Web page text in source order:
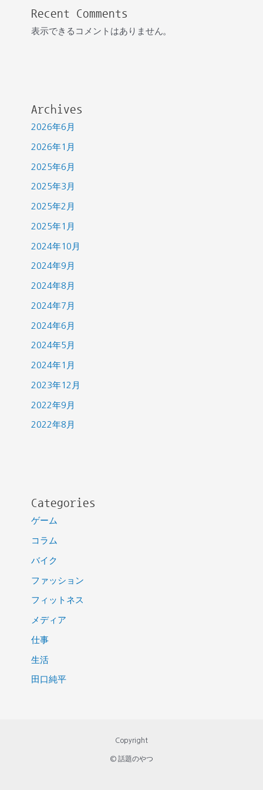
Recent Comments
表示できるコメントはありません。
Archives
2026年6月
2026年1月
2025年6月
2025年3月
2025年2月
2025年1月
2024年10月
2024年9月
2024年8月
2024年7月
2024年6月
2024年5月
2024年1月
2023年12月
2022年9月
2022年8月
Categories
ゲーム
コラム
バイク
ファッション
フィットネス
メディア
仕事
生活
田口純平
Copyright
© 話題のやつ